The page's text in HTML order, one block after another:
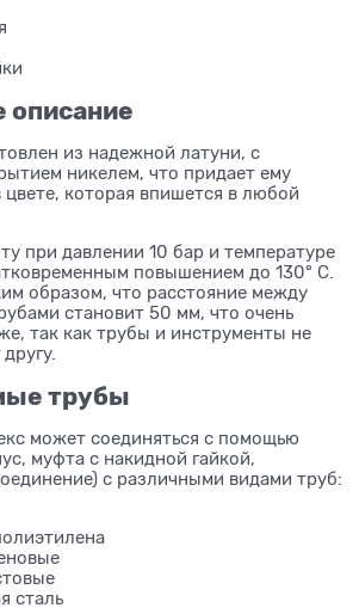
описание
из надежной латуни, с
никелем, что придает ему
цвете, которая впишется в любой
при давлении 10 бар и температуре
повышением до 130° С.
образом, что расстояние между
становит 50 мм, что очень
так как трубы и инструменты не
трубы
может соединяться с помощью
муфта с накидной гайкой,
с различными видами труб:
сталь